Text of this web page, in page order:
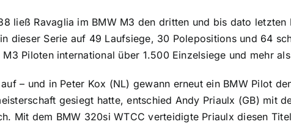
ließ Ravaglia im BMW M3 den dritten und bis dato
dieser Serie auf 49 Laufsiege, 30 Polepositions und 64
Piloten international über 1.500 Einzelsiege und mehr
– und in Peter Kox (NL) gewann erneut ein BMW Pilot
gesiegt hatte, entschied Andy Priaulx (GB) mit
Mit dem BMW 320si WTCC verteidigte Priaulx diesen